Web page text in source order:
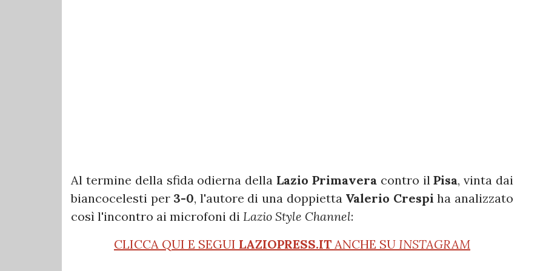
Al termine della sfida odierna della Lazio Primaveracontro ilPisa, vinta dai
biancocelesti per 3-0, l'autore di una doppietta Valerio Crespi ha analizzato
così l'incontro ai microfoni di Lazio Style Channel:
CLICCA QUI E SEGUI LAZIOPRESS.IT ANCHE SU INSTAGRAM